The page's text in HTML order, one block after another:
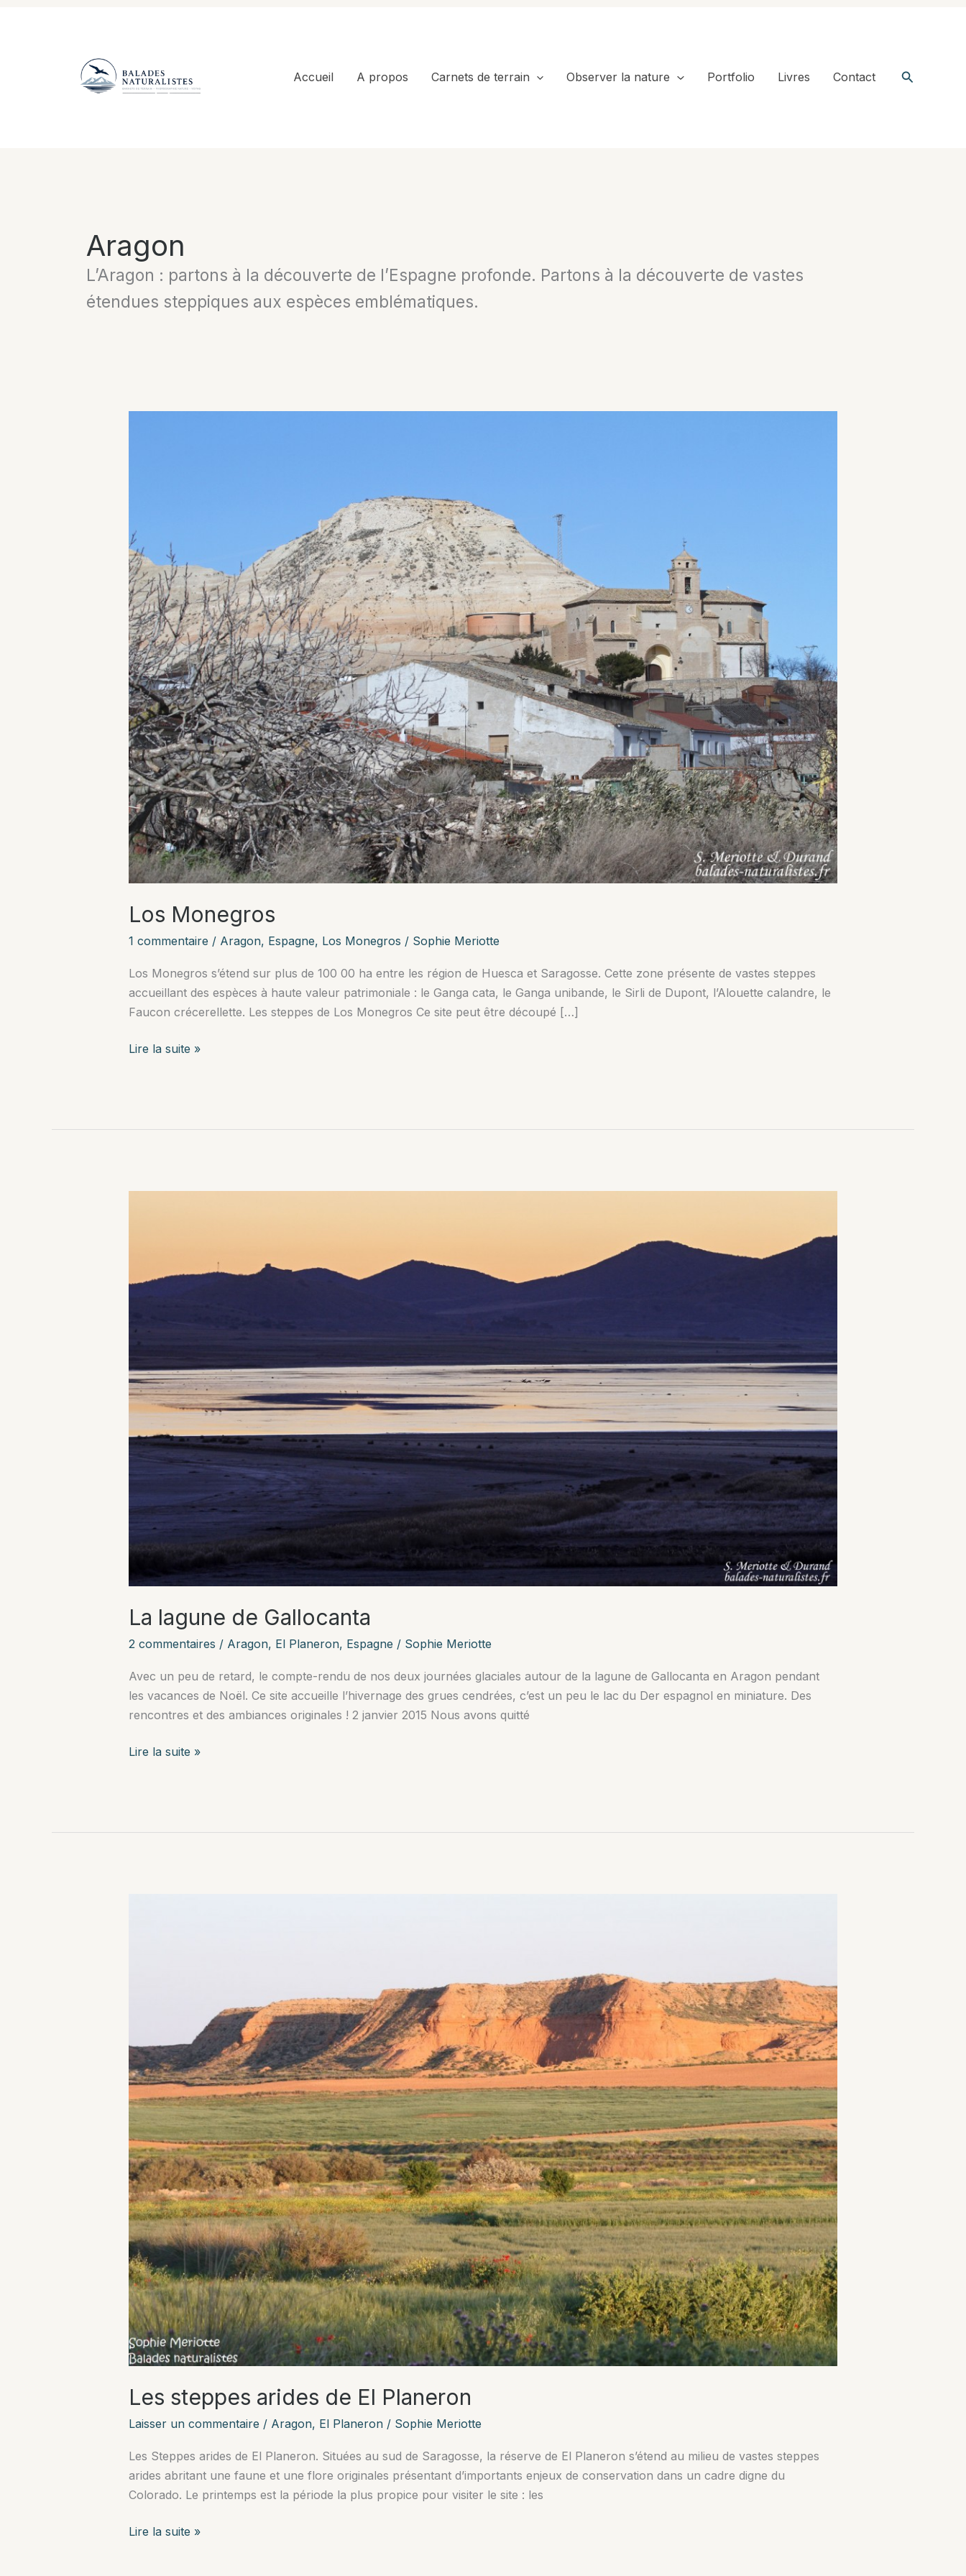
Accueil
A propos Carnets de terrain Observer la nature Portfolio Livres Contact
Aragon
L’Aragon : partons à la découverte de l’Espagne profonde. Partons à la découverte de vastes
étendues steppiques aux espèces emblématiques.
Los Monegros
1 commentaire / Aragon, Espagne, Los Monegros / Sophie Meriotte
Los Monegros s’étend sur plus de 100 00 ha entre les région de Huesca et Saragosse. Cette zone présente de vastes steppes
accueillant des espèces à haute valeur patrimoniale : le Ganga cata, le Ganga unibande, le Sirli de Dupont, l’Alouette calandre, le
Faucon crécerellette. Les steppes de Los Monegros Ce site peut être découpé […]
Los
Lire la suite »
La lagune de Gallocanta
2 commentaires / Aragon, El Planeron, Espagne / Sophie Meriotte
Avec un peu de retard, le compte-rendu de nos deux journées glaciales autour de la lagune de Gallocanta en Aragon pendant
les vacances de Noël. Ce site accueille l’hivernage des grues cendrées, c’est un peu le lac du Der espagnol en miniature. Des
rencontres et des ambiances originales ! 2 janvier 2015 Nous avons quitté
La
Lire la suite »
Les steppes arides de El Planeron
Laisser un commentaire / Aragon, El Planeron/ Sophie Meriotte
Les Steppes arides de El Planeron. Situées au sud de Saragosse, la réserve de El Planeron s’étend au milieu de vastes steppes
arides abritant une faune et une flore originales présentant d’importants enjeux de conservation dans un cadre digne du
Colorado. Le printemps est la période la plus propice pour visiter le site : les
Les
Lire la suite »